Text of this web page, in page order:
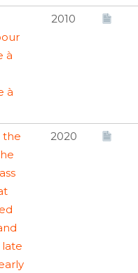
à
à
2010
the
late
2020